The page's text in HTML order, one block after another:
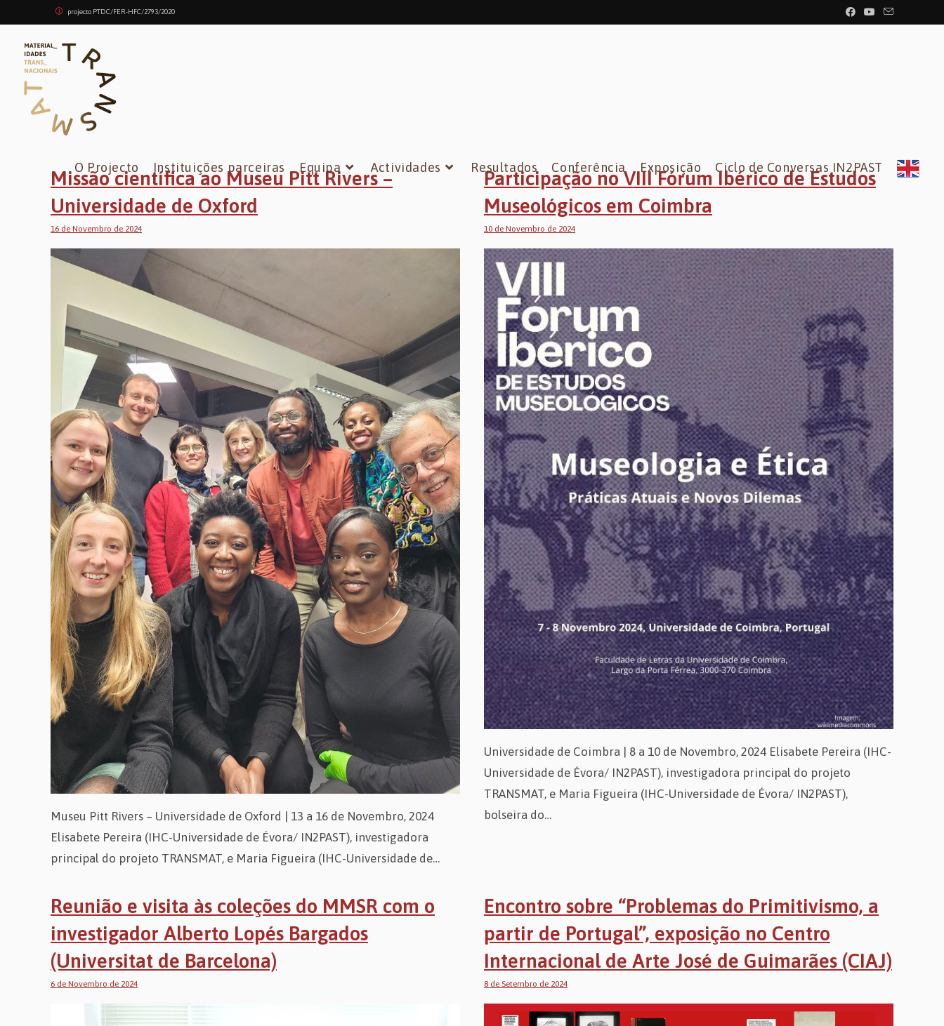
to
content
projecto PTDC/FER-HFC/2793/2020
O Projecto Instituições parceiras Equipa Actividades Resultados Conferência Exposição Ciclo de Conversas IN2PAST
Missão científica ao Museu Pitt Rivers –
Universidade de Oxford
16 de Novembro de 2024
Museu Pitt Rivers – Universidade de Oxford | 13 a 16 de Novembro, 2024
Elisabete Pereira (IHC-Universidade de Évora/ IN2PAST), investigadora
principal do projeto TRANSMAT, e Maria Figueira (IHC-Universidade de…
Participação no VIII Fórum Ibérico de Estudos
Museológicos em Coimbra
10 de Novembro de 2024
Universidade de Coimbra | 8 a 10 de Novembro, 2024 Elisabete Pereira (IHC-
Universidade de Évora/ IN2PAST), investigadora principal do projeto
TRANSMAT, e Maria Figueira (IHC-Universidade de Évora/ IN2PAST),
bolseira do…
Reunião e visita às coleções do MMSR com o
investigador Alberto Lopés Bargados
(Universitat de Barcelona)
6 de Novembro de 2024
Encontro sobre “Problemas do Primitivismo, a
partir de Portugal”, exposição no Centro
Internacional de Arte José de Guimarães (CIAJ)
8 de Setembro de 2024